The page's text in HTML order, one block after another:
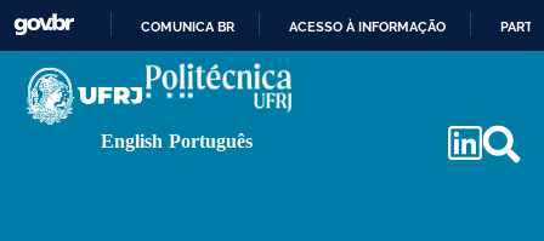
PARA
COMUNICA BR ACESSO À INFORMAÇÃO
English Português